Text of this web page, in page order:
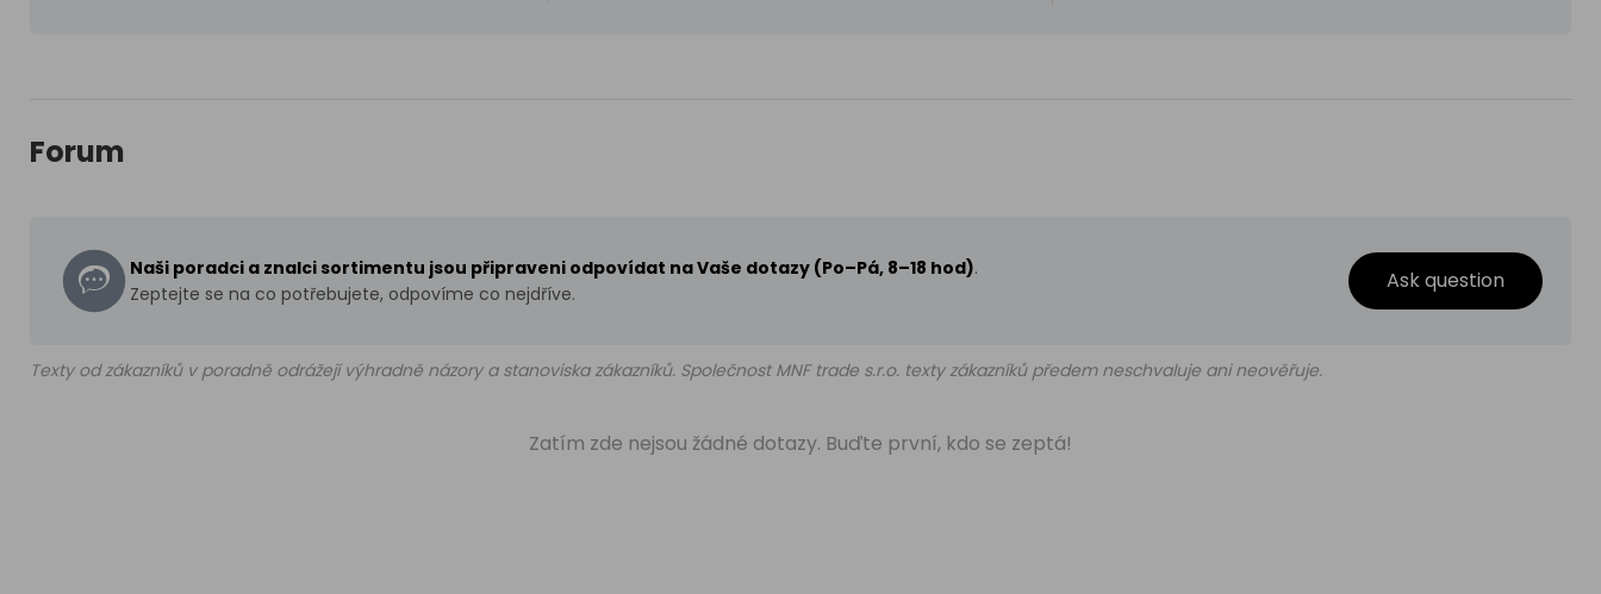
Forum
Naši poradci a znalci sortimentu jsou připraveni odpovídat na Vaše dotazy (Po–Pá, 8–18 hod).
Zeptejte se na co potřebujete, odpovíme co nejdříve.
Ask question
Texty od zákazníků v poradně odrážejí výhradně názory a stanoviska zákazníků. Společnost MNF trade s.r.o. texty zákazníků předem neschvaluje ani neověřuje.
Zatím zde nejsou žádné dotazy. Buďte první, kdo se zeptá!